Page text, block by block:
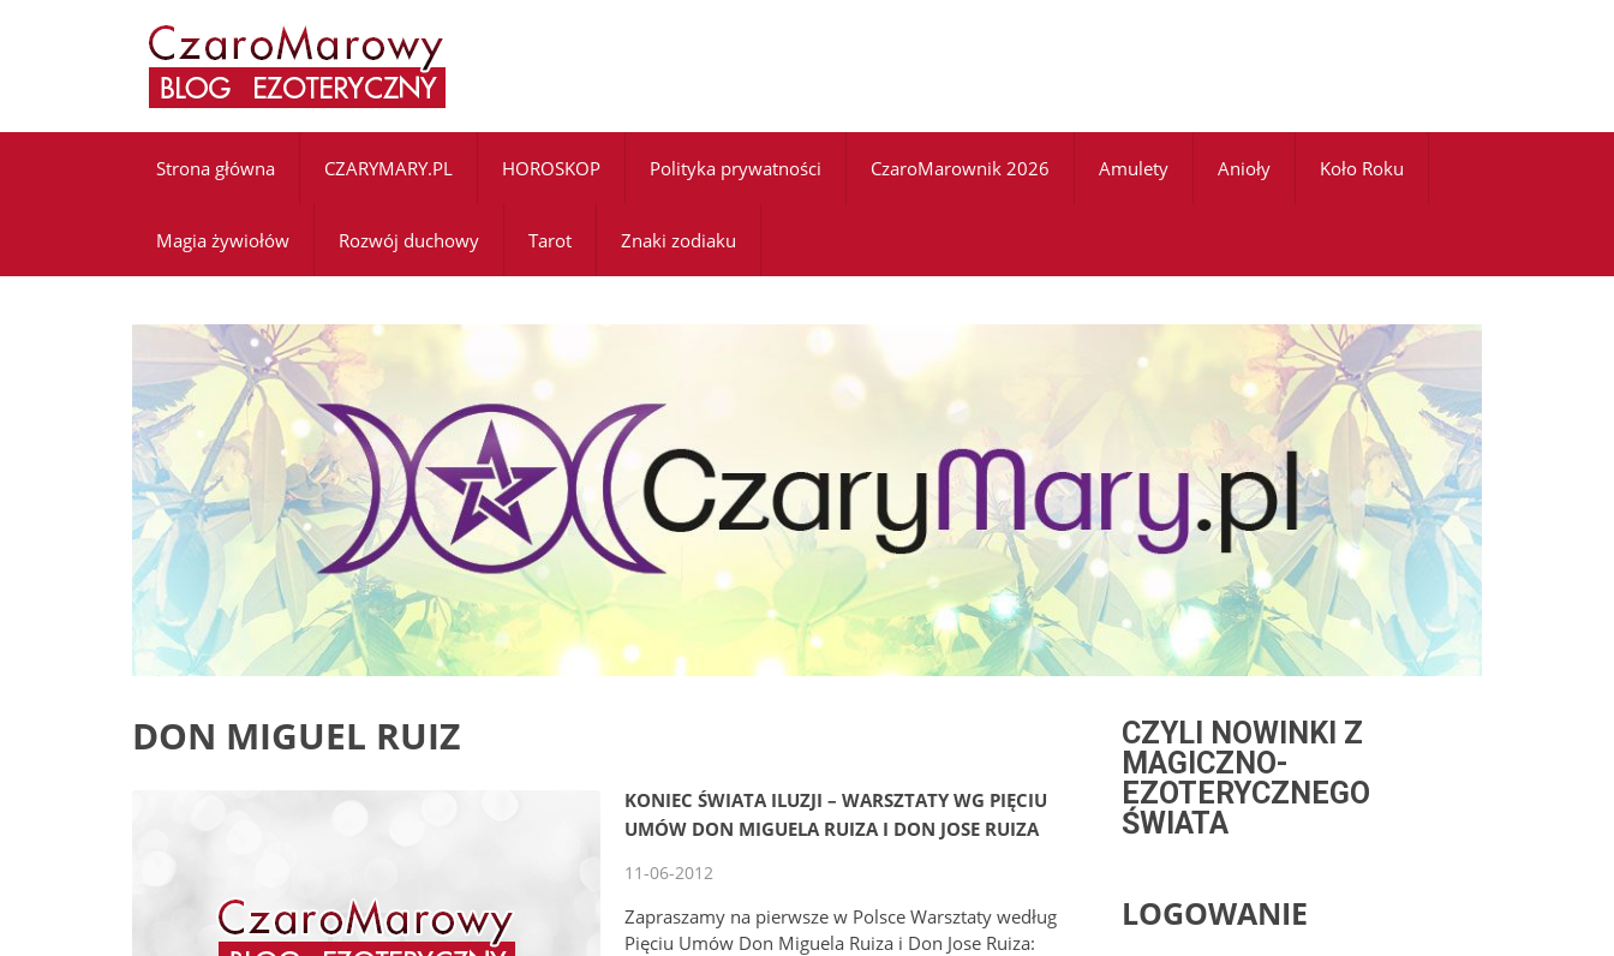
Strona główna CZARYMARY.PL HOROSKOP Polityka prywatności CzaroMarownik 2026 Amulety Anioły Koło Roku
Magia żywiołów Rozwój duchowy Tarot Znaki zodiaku
DON MIGUEL RUIZ
KONIEC ŚWIATA ILUZJI – WARSZTATY WG PIĘCIU
UMÓW DON MIGUELA RUIZA I DON JOSE RUIZA
11-06-2012
Zapraszamy na pierwsze w Polsce Warsztaty według
Pięciu Umów Don Miguela Ruiza i Don Jose Ruiza:
CZYLI NOWINKI Z
MAGICZNO-
EZOTERYCZNEGO
ŚWIATA
LOGOWANIE